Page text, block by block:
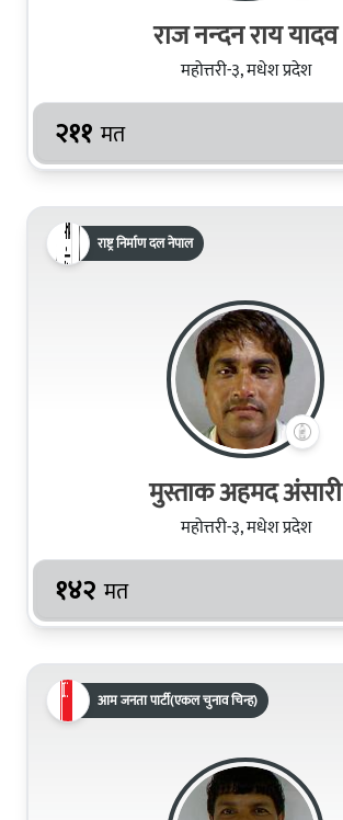
राज नन्‍दन राय यादव
महोत्तरी-३, मधेश प्रदेश
२११ मत
राष्ट्र निर्माण दल नेपाल
मुस्ताक अहमद अंसारी
महोत्तरी-३, मधेश प्रदेश
१४२ मत
आम जनता पार्टी(एकल चुनाव चिन्ह)